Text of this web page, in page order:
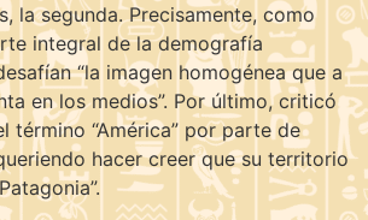
la segunda. Precisamente, como
integral de la demografía
“la imagen homogénea que a
en los medios”. Por último, criticó
término “América” por parte de
hacer creer que su territorio